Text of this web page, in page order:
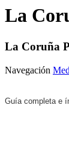
La
La Coruña
Navegación
Guía completa e